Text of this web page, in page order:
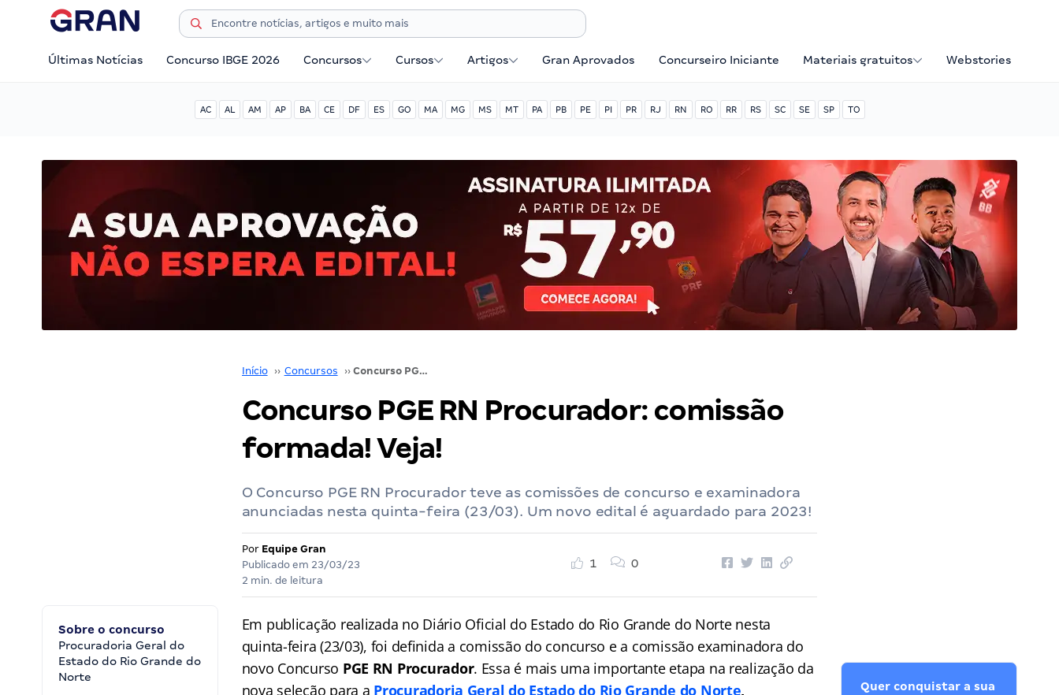
Últimas Notícias Concurso IBGE 2026 Concursos Cursos Artigos Gran Aprovados Concurseiro Iniciante Materiais gratuitos Webstories
AC AL AM AP BA CE DF ES GO MA MG MS MT PA PB PE PI PR RJ RN RO RR RS SC SE SP TO
Início ›› Concursos ›› Concurso PGE RN Procurador: comissão formada! Veja!
Concurso PGE RN Procurador: comissão
formada! Veja!
O Concurso PGE RN Procurador teve as comissões de concurso e examinadora
anunciadas nesta quinta-feira (23/03). Um novo edital é aguardado para 2023!
Por Equipe Gran
Publicado em 23/03/23
2 min. de leitura
1 0
Sobre o concurso
Procuradoria Geral do
Estado do Rio Grande do
Norte
Em publicação realizada no Diário Oficial do Estado do Rio Grande do Norte nesta
quinta-feira (23/03), foi definida a comissão do concurso e a comissão examinadora do
novo Concurso PGE RN Procurador. Essa é mais uma importante etapa na realização da
nova seleção para a Procuradoria Geral do Estado do Rio Grande do Norte,
Quer conquistar a sua